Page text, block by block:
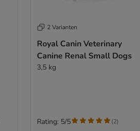
2 Varianten
Royal Canin Veterinary
Canine Renal Small Dogs
3,5 kg
Rating: 5/5 (2)